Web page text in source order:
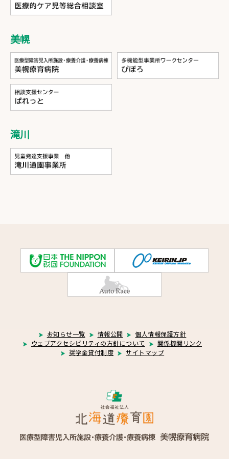
美幌
滝川
お知らせ一覧 情報公開
個人情報保護方針
ウェブアクセシビリティの方針について
関係機関リンク
奨学金貸付制度
サイトマップ